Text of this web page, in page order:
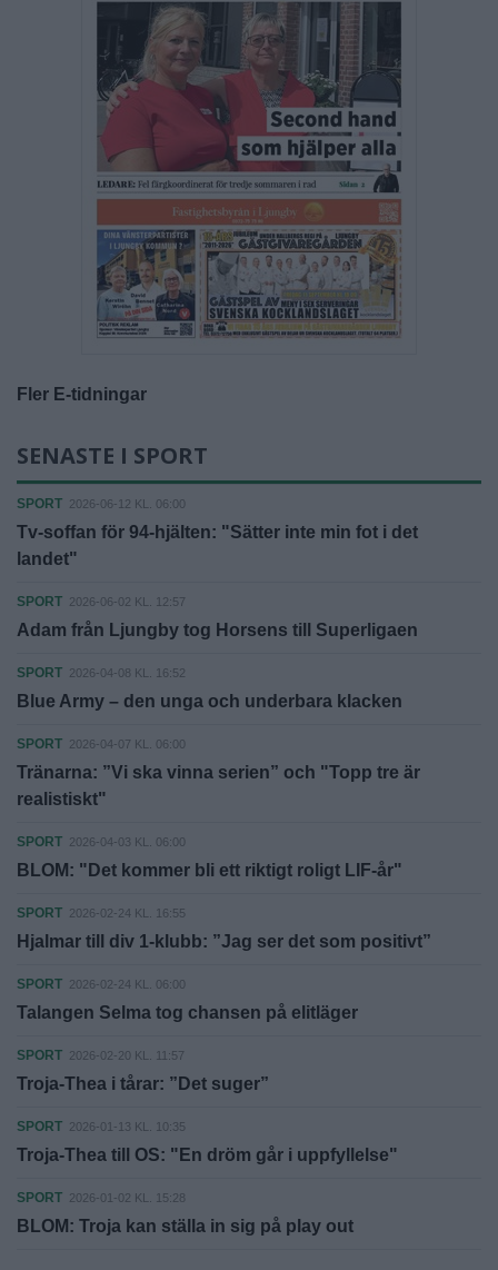
Fler E-tidningar
SENASTE I SPORT
SPORT 2026-06-12 KL. 06:00
Tv-soffan för 94-hjälten: "Sätter inte min fot i det
landet"
SPORT 2026-06-02 KL. 12:57
Adam från Ljungby tog Horsens till Superligaen
SPORT 2026-04-08 KL. 16:52
Blue Army – den unga och underbara klacken
SPORT 2026-04-07 KL. 06:00
Tränarna: ”Vi ska vinna serien” och "Topp tre är
realistiskt"
SPORT 2026-04-03 KL. 06:00
BLOM: "Det kommer bli ett riktigt roligt LIF-år"
SPORT 2026-02-24 KL. 16:55
Hjalmar till div 1-klubb: ”Jag ser det som positivt”
SPORT 2026-02-24 KL. 06:00
Talangen Selma tog chansen på elitläger
SPORT 2026-02-20 KL. 11:57
Troja-Thea i tårar: ”Det suger”
SPORT 2026-01-13 KL. 10:35
Troja-Thea till OS: "En dröm går i uppfyllelse"
SPORT 2026-01-02 KL. 15:28
BLOM: Troja kan ställa in sig på play out